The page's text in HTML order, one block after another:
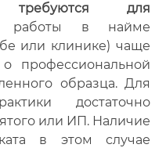
для
в найме
или клинике) чаще
профессиональной
образца. Для
достаточно
или ИП. Наличие
в этом случае